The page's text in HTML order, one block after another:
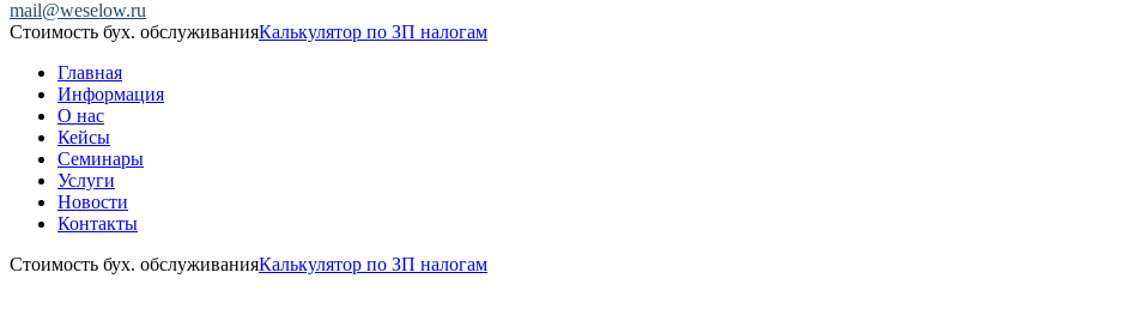
mail@weselow.ru
Стоимость бух. обслуживанияКалькулятор по ЗП налогам
Главная
Информация
О нас
Кейсы
Семинары
Услуги
Новости
Контакты
Стоимость бух. обслуживанияКалькулятор по ЗП налогам